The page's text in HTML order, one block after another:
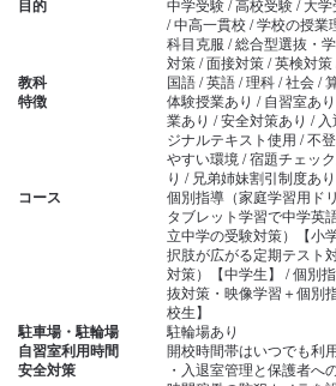
目的
/ 中高一貫校 / 学校の授
科目克服 / 総合型選抜・
対策 / 面接対策 / 英検対
教科 国語 / 英語 / 理科 / 社会 /
特徴
体験授業あり / 自習室あ
業あり / 安全対策あり /
ジナルテキスト使用 / 不
やすい環境 / 宿題チェッ
り / 兄弟姉妹割引制度あり
コース
個別指導（家庭学習用ド
タブレット学習で中学英
立中学の受験対策）【小
択肢が広がる定期テスト
対策）【中学生】 / 個別
抜対策・映像学習＋個別
校生】
駐車場・駐輪場 駐輪場あり
自習室利用時間 開校時間帯はいつでも利
安全対策
・入退室管理と保護者へ